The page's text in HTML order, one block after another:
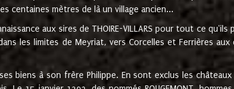
centaines mètres de là un village ancien...
aux sires de THOIRE-VILLARS pour tout ce
les limites de Meyriat, vers Corcelles et Ferrières aux
biens à son frère Philippe. En sont exclus les